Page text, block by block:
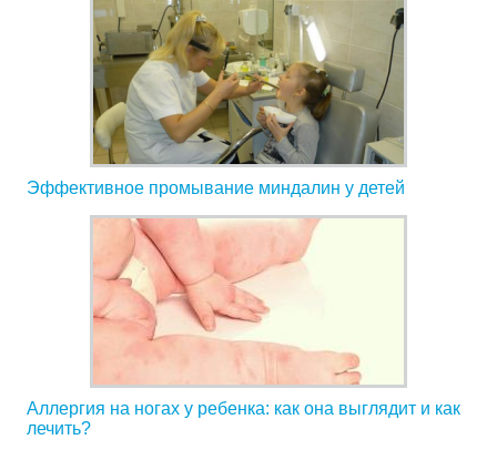
Эффективное промывание миндалин у детей
Аллергия на ногах у ребенка: как она выглядит и как
лечить?